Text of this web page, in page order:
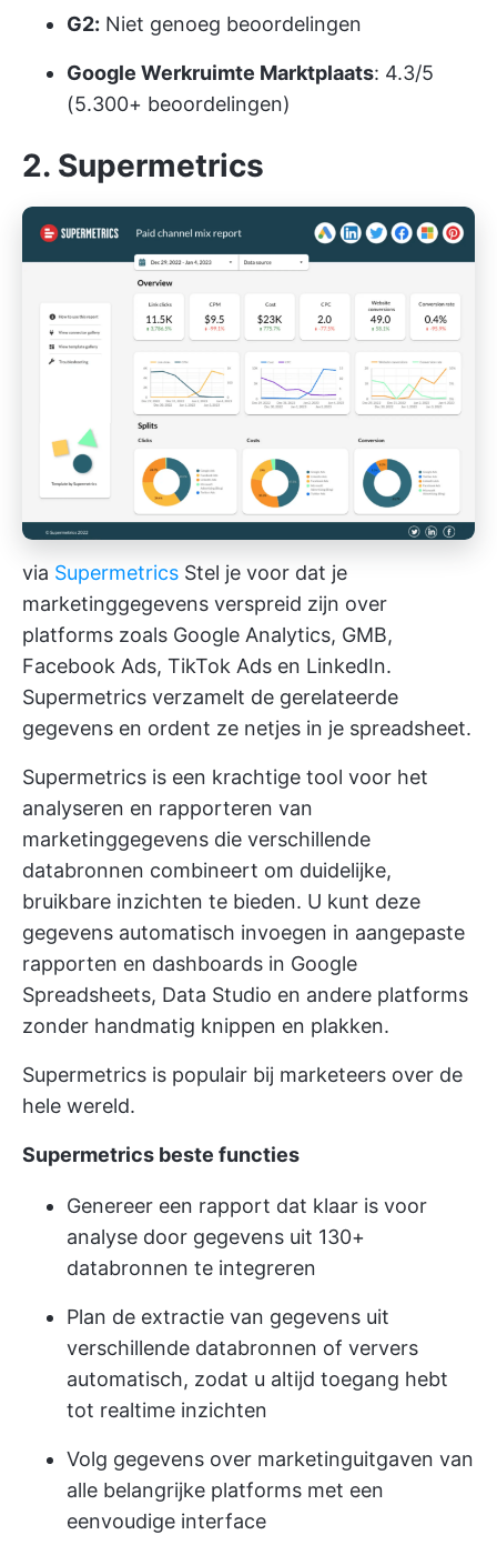
G2: Niet genoeg beoordelingen
Google Werkruimte Marktplaats: 4.3/5
(5.300+ beoordelingen)
2. Supermetrics
via Supermetrics Stel je voor dat je
marketinggegevens verspreid zijn over
platforms zoals Google Analytics, GMB,
Facebook Ads, TikTok Ads en LinkedIn.
Supermetrics verzamelt de gerelateerde
gegevens en ordent ze netjes in je spreadsheet.
Supermetrics is een krachtige tool voor het
analyseren en rapporteren van
marketinggegevens die verschillende
databronnen combineert om duidelijke,
bruikbare inzichten te bieden. U kunt deze
gegevens automatisch invoegen in aangepaste
rapporten en dashboards in Google
Spreadsheets, Data Studio en andere platforms
zonder handmatig knippen en plakken.
Supermetrics is populair bij marketeers over de
hele wereld.
Supermetrics beste functies
Genereer een rapport dat klaar is voor
analyse door gegevens uit 130+
databronnen te integreren
Plan de extractie van gegevens uit
verschillende databronnen of ververs
automatisch, zodat u altijd toegang hebt
tot realtime inzichten
Volg gegevens over marketinguitgaven van
alle belangrijke platforms met een
eenvoudige interface